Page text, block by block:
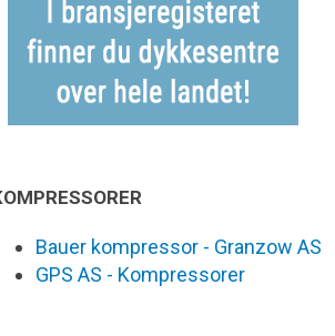
Bauer kompressor - Granzow AS
GPS AS - Kompressorer